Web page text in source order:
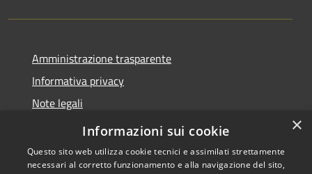
Amministrazione trasparente
Informativa privacy
Note legali
Dichiarazione di accessibilità
×
Informazioni sui cookie
Questo sito web utilizza cookie tecnici e assimilati strettamente
necessari al corretto funzionamento e alla navigazione del sito,